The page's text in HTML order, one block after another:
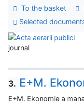
To the basket
Selected
journal
3. E+M.
E+M. Ekonomie a